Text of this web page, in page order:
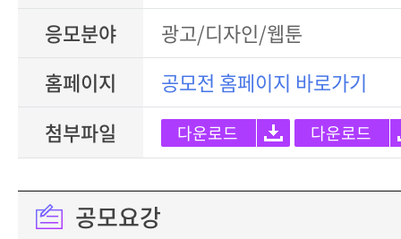
응모분야
광고/디자인/웹툰
홈페이지
공모전 홈페이지 바로가기
첨부파일
다운로드 다운로드
공모요강